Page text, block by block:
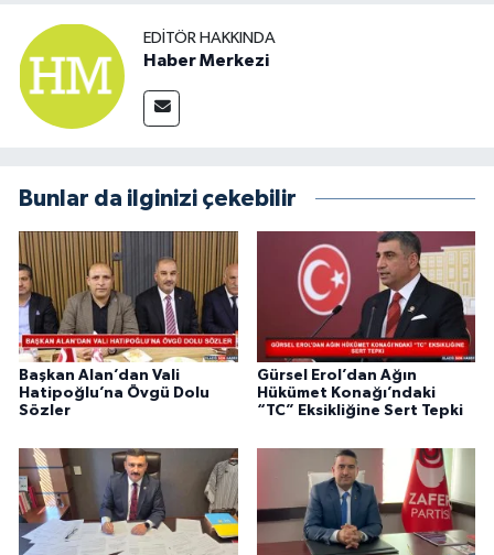
EDITÖR HAKKINDA
Haber Merkezi
Bunlar da ilginizi çekebilir
Başkan Alan’dan Vali
Hatipoğlu’na Övgü Dolu
Sözler
Gürsel Erol’dan Ağın
Hükümet Konağı’ndaki
“TC” Eksikliğine Sert Tepki